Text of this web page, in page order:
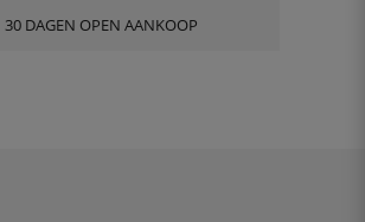
30 DAGEN OPEN AANKOOP